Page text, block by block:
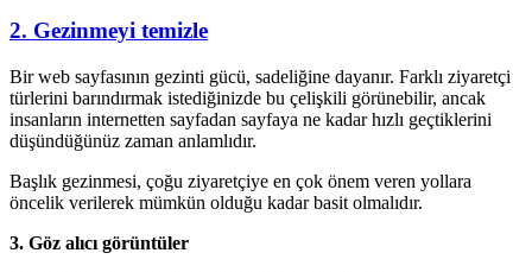
2. Gezinmeyi temizle
Bir web sayfasının gezinti gücü, sadeliğine dayanır. Farklı ziyaretçi
türlerini barındırmak istediğinizde bu çelişkili görünebilir, ancak
insanların internetten sayfadan sayfaya ne kadar hızlı geçtiklerini
düşündüğünüz zaman anlamlıdır.
Başlık gezinmesi, çoğu ziyaretçiye en çok önem veren yollara
öncelik verilerek mümkün olduğu kadar basit olmalıdır.
3. Göz alıcı görüntüler